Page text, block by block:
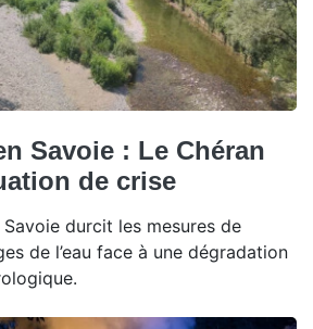
Savoie : Le Chéran
de crise
durcit les mesures de
de l’eau face à une dégradation